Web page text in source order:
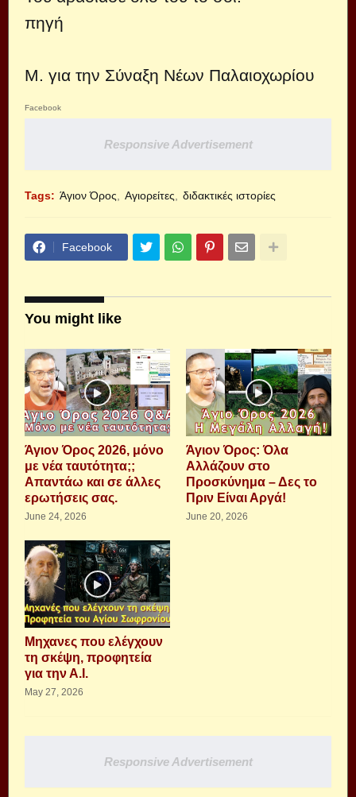
πηγή
Μ. για την Σύναξη Νέων Παλαιοχωρίου
Facebook
Responsive Advertisement
Tags: Άγιον Όρος Αγιορείτες διδακτικές ιστορίες
Facebook
You might like
Άγιον Όρος 2026, μόνο
με νέα ταυτότητα;;
Απαντάω και σε άλλες
ερωτήσεις σας.
June 24, 2026
Άγιον Όρος: Όλα
Αλλάζουν στο
Προσκύνημα – Δες το
Πριν Είναι Αργά!
June 20, 2026
Μηχανες που ελέγχουν
τη σκέψη, προφητεία
για την Α.Ι.
May 27, 2026
Responsive Advertisement